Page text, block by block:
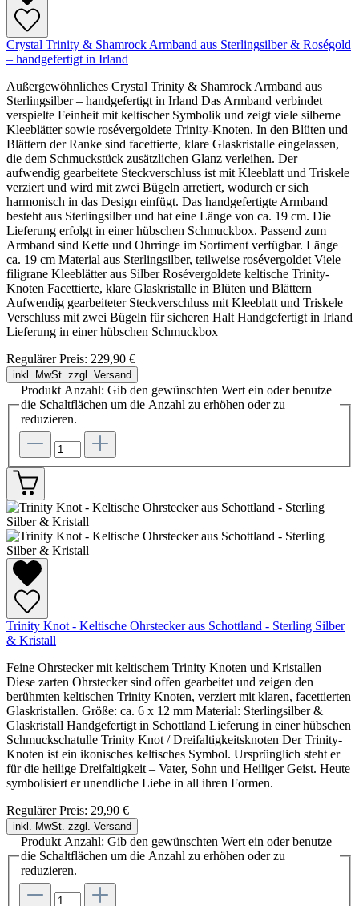
Crystal Trinity & Shamrock Armband aus Sterlingsilber & Roségold
– handgefertigt in Irland
Außergewöhnliches Crystal Trinity & Shamrock Armband aus
Sterlingsilber – handgefertigt in Irland Das Armband verbindet
verspielte Feinheit mit keltischer Symbolik und zeigt viele silberne
Kleeblätter sowie rosévergoldete Trinity-Knoten. In den Blüten und
Blättern der Ranke sind facettierte, klare Glaskristalle eingelassen,
die dem Schmuckstück zusätzlichen Glanz verleihen. Der
aufwendig gearbeitete Steckverschluss ist mit Kleeblatt und Triskele
verziert und wird mit zwei Bügeln arretiert, wodurch er sich
harmonisch in das Design einfügt. Das handgefertigte Armband
besteht aus Sterlingsilber und hat eine Länge von ca. 19 cm. Die
Lieferung erfolgt in einer hübschen Schmuckbox. Passend zum
Armband sind Kette und Ohrringe im Sortiment verfügbar. Länge
ca. 19 cm Material aus Sterlingsilber, teilweise rosévergoldet Viele
filigrane Kleeblätter aus Silber Rosévergoldete keltische Trinity-
Knoten Facettierte, klare Glaskristalle in Blüten und Blättern
Aufwendig gearbeiteter Steckverschluss mit Kleeblatt und Triskele
Verschluss mit zwei Bügeln für sicheren Halt Handgefertigt in Irland
Lieferung in einer hübschen Schmuckbox
Regulärer Preis: 229,90 €
inkl. MwSt. zzgl. Versand
Produkt Anzahl: Gib den gewünschten Wert ein oder benutze
die Schaltflächen um die Anzahl zu erhöhen oder zu
reduzieren.
Trinity Knot - Keltische Ohrstecker aus Schottland - Sterling Silber
& Kristall
Feine Ohrstecker mit keltischem Trinity Knoten und Kristallen
Diese zarten Ohrstecker sind offen gearbeitet und zeigen den
berühmten keltischen Trinity Knoten, verziert mit klaren, facettierten
Glaskristallen. Größe: ca. 6 x 12 mm Material: Sterlingsilber &
Glaskristall Handgefertigt in Schottland Lieferung in einer hübschen
Schmuckschatulle Trinity Knot / Dreifaltigkeitsknoten Der Trinity-
Knoten ist ein ikonisches keltisches Symbol. Ursprünglich steht er
für die heilige Dreifaltigkeit – Vater, Sohn und Heiliger Geist. Heute
symbolisiert er unendliche Liebe in all ihren Formen.
Regulärer Preis: 29,90 €
inkl. MwSt. zzgl. Versand
Produkt Anzahl: Gib den gewünschten Wert ein oder benutze
die Schaltflächen um die Anzahl zu erhöhen oder zu
reduzieren.